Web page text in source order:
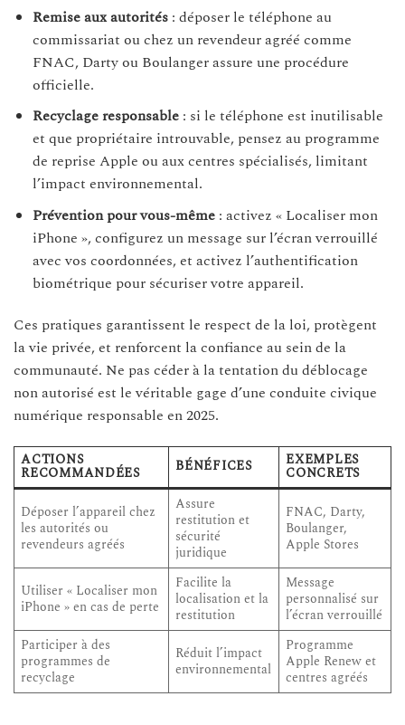
Remise aux autorités: déposer le téléphone au
commissariat ou chez un revendeur agréé comme
FNAC, Darty ou Boulanger assure une procédure
officielle.
Recyclage responsable: si le téléphone est inutilisable
et que propriétaire introuvable, pensez au programme
de reprise Apple ou aux centres spécialisés, limitant
l’impact environnemental.
Prévention pour vous-même: activez « Localiser mon
iPhone », configurez un message sur l’écran verrouillé
avec vos coordonnées, et activez l’authentification
biométrique pour sécuriser votre appareil.
Ces pratiques garantissent le respect de la loi, protègent
la vie privée, et renforcent la confiance au sein de la
communauté. Ne pas céder à la tentation du déblocage
non autorisé est le véritable gage d’une conduite civique
numérique responsable en 2025.
ACTIONS
RECOMMANDÉES BÉNÉFICES EXEMPLES
CONCRETS
Déposer l’appareil chez
les autorités ou
revendeurs agréés
Assure
restitution et
sécurité
juridique
FNAC, Darty,
Boulanger,
Apple Stores
Utiliser « Localiser mon
iPhone » en cas de perte
Facilite la
localisation et la
restitution
Message
personnalisé sur
l’écran verrouillé
Participer à des
programmes de
recyclage
Réduit l’impact
environnemental
Programme
Apple Renew et
centres agréés